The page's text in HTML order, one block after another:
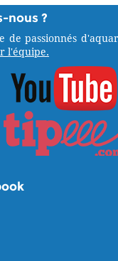
nous ?
de passionnés
l'équipe.